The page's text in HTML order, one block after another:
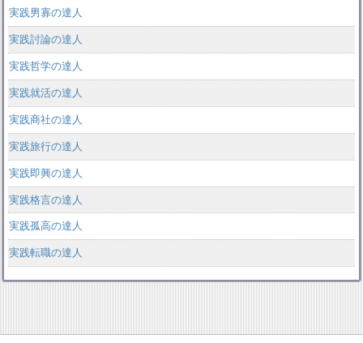
実践男寡の達人
実践討論の達人
実践哲学の達人
実践就活の達人
実践商社の達人
実践旅行の達人
実践即興の達人
実践格言の達人
実践孤高の達人
実践転職の達人